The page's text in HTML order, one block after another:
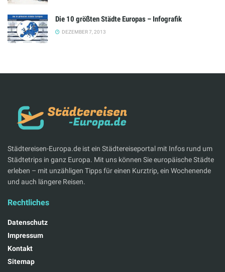
Die 10 größten Städte Europas – Infografik
DEZEMBER 7, 2013
Städtereisen-Europa.de ist ein Städtereiseportal mit Infos rund um
Städtetrips in ganz Europa. Mit uns können Sie europäische Städte
erleben – mit unzähligen Tipps für einen Kurztrip, ein Wochenende
und auch längere Reisen.
Rechtliches
Datenschutz
Impressum
Kontakt
Sitemap